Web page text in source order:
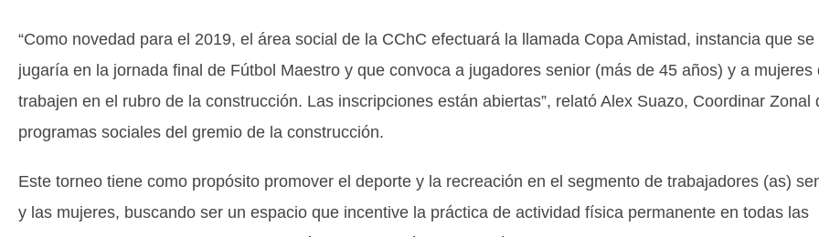
“Como novedad para el 2019, el área social de la CChC efectuará la llamada Copa Amistad, instancia que se
jugaría en la jornada final de Fútbol Maestro y que convoca a jugadores senior (más de 45 años) y a mujeres
trabajen en el rubro de la construcción. Las inscripciones están abiertas”, relató Alex Suazo, Coordinar Zonal
programas sociales del gremio de la construcción.
Este torneo tiene como propósito promover el deporte y la recreación en el segmento de trabajadores (as)
y las mujeres, buscando ser un espacio que incentive la práctica de actividad física permanente en todas las